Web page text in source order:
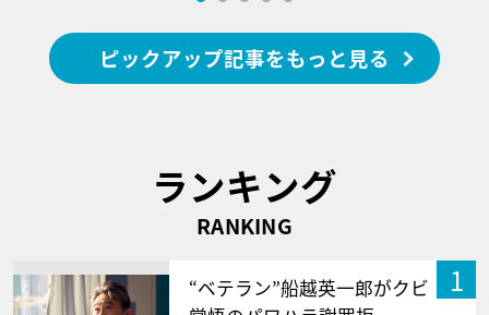
ピックアップ記事をもっと見る
ランキング
RANKING
1
“ベテラン”船越英一郎がクビ